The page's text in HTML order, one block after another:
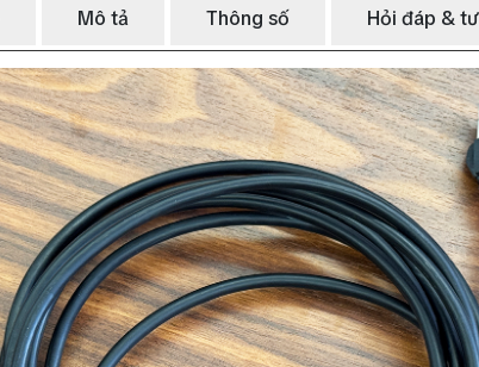
Mô tả Thông số Hỏi đáp &